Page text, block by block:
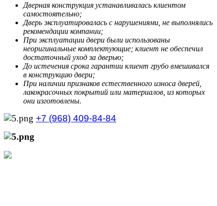
Дверная конструкция устанавливалась клиентом
самостоятельно;
Дверь эксплуатировалась с нарушениями, не выполнялись
рекомендации компании;
При эксплуатации двери были использованы
неоригинальные комплектующие; клиент не обеспечил
достаточный уход за дверью;
До истечения срока гарантии клиент грубо вмешивался
в конструкцию двери;
При наличии признаков естественного износа дверей,
лакокрасочных покрытий или материалов, из которых
они изготовлены.
+7 (968) 409-84-84